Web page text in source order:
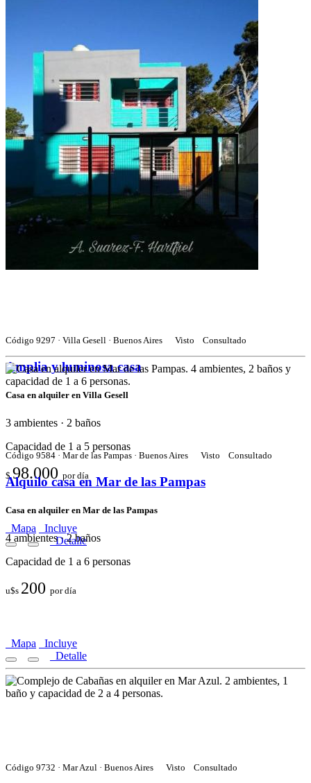
1 ambiente · 1 baño · A 350 m del centro
Capacidad 2 personas
$60.000por día
Incluye
Detalle
Código 9297 · Villa Gesell · Buenos Aires Visto Consultado
Amplia y luminosa casa
Casa en alquiler en Villa Gesell
3 ambientes · 2 baños
Capacidad de 1 a 5 personas
$98.000 por día
Mapa
Incluye
Detalle
Código 9584 · Mar de las Pampas · Buenos Aires Visto Consultado
Alquilo casa en Mar de las Pampas
Casa en alquiler en Mar de las Pampas
4 ambientes · 2 baños
Capacidad de 1 a 6 personas
u$s 200 por día
Mapa
Incluye
Detalle
Código 9732 · Mar Azul · Buenos Aires Visto Consultado